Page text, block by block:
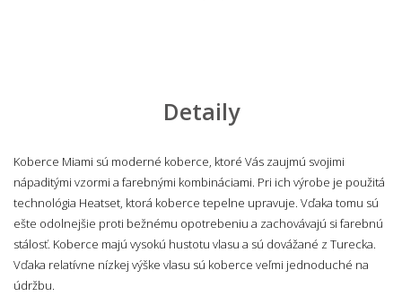
Detaily
Koberce Miami sú moderné koberce, ktoré Vás zaujmú svojimi
nápaditými vzormi a farebnými kombináciami. Pri ich výrobe je použitá
technológia Heatset, ktorá koberce tepelne upravuje. Vďaka tomu sú
ešte odolnejšie proti bežnému opotrebeniu a zachovávajú si farebnú
stálosť. Koberce majú vysokú hustotu vlasu a sú dovážané z Turecka.
Vďaka relatívne nízkej výške vlasu sú koberce veľmi jednoduché na
údržbu.